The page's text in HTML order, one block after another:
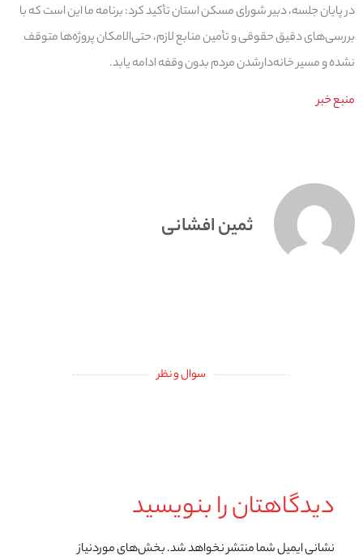
در پایان جلسه، دبیر شورای مسکن استان تأکید کرد: برنامه ما این است که با
بررسی‌های دقیق حقوقی و تأمین منابع لازم، حتی‌الامکان پروژه‌ها متوقف
نشده و مسیر خانه‌دارشدن مردم بدون وقفه ادامه یابد.
منبع خبر
ثمین افشانی
سوال و نظر
دیدگاهتان را بنویسید
نشانی ایمیل شما منتشر نخواهد شد.بخش‌های موردنیاز